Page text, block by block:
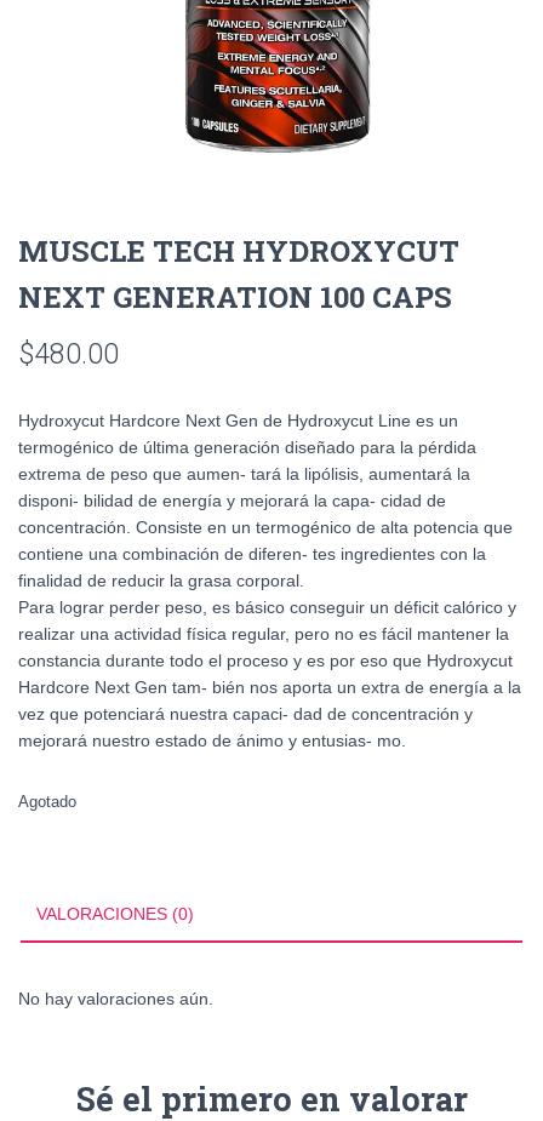
MUSCLE TECH HYDROXYCUT
NEXT GENERATION 100 CAPS
$480.00
Hydroxycut Hardcore Next Gen de Hydroxycut Line es un
termogénico de última generación diseñado para la pérdida
extrema de peso que aumen- tará la lipólisis, aumentará la
disponi- bilidad de energía y mejorará la capa- cidad de
concentración. Consiste en un termogénico de alta potencia que
contiene una combinación de diferen- tes ingredientes con la
finalidad de reducir la grasa corporal.
Para lograr perder peso, es básico conseguir un déficit calórico y
realizar una actividad física regular, pero no es fácil mantener la
constancia durante todo el proceso y es por eso que Hydroxycut
Hardcore Next Gen tam- bién nos aporta un extra de energía a la
vez que potenciará nuestra capaci- dad de concentración y
mejorará nuestro estado de ánimo y entusias- mo.
Agotado
VALORACIONES (0)
No hay valoraciones aún.
Sé el primero en valorar